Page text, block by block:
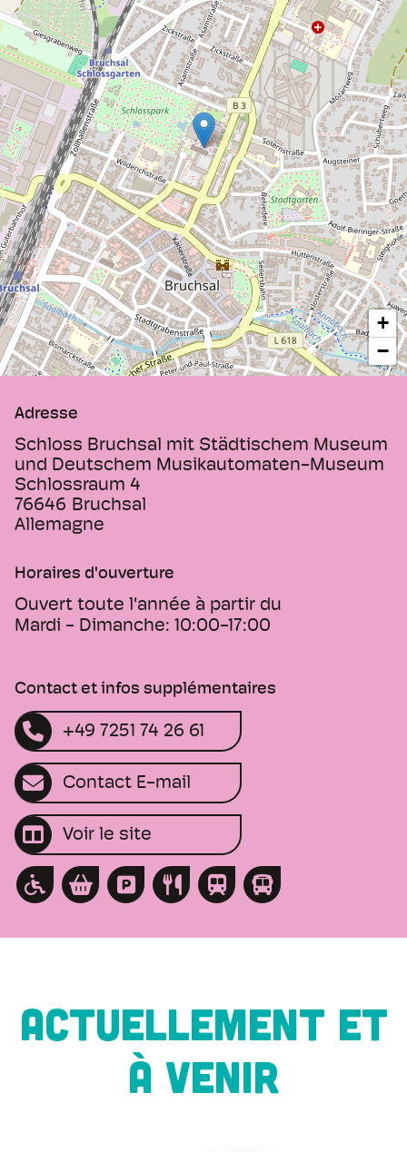
guerre.
Les salles d'apparat reconstruites peuvent
être visitées dans le cadre de visites
guidées. L'exposition permanente intitulée
"Le château de Bruchsal, construit, détruit
et reconstruit" (Schloss Bruchsal, gebaut,
zerstört, wiedererstanden) informe les
visiteurs sur les travaux de restauration, y
compris les anciennes techniques
artisanales utilisées dans les scènes
d'atelier et les séquences de travail. En
outre, le musée allemand des machines à
musique (Deutsches Musikautomaten-
Museum) et le musée de la ville de
Bruchsal sont tous deux situés dans le
château de Bruchsal.
+
−
Adresse
Schloss Bruchsal mit Städtischem Museum
und Deutschem Musikautomaten-Museum
Schlossraum 4
76646 Bruchsal
Allemagne
Horaires d'ouverture
Ouvert toute l'année à partir du
Mardi - Dimanche: 10:00-17:00
Contact et infos supplémentaires
+49 7251 74 26 61
Contact E-mail
Voir le site
ACTUELLEMENT ET
À VENIR